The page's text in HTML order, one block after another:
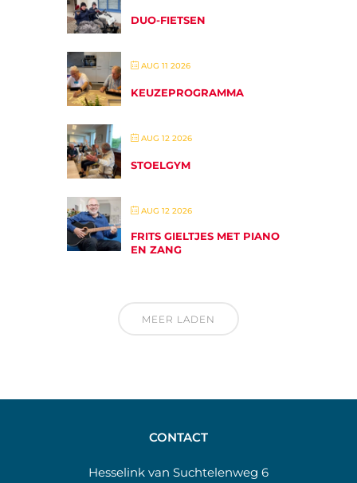
DUO-FIETSEN
AUG 11 2026
KEUZEPROGRAMMA
AUG 12 2026
STOELGYM
AUG 12 2026
FRITS GIELTJES MET PIANO
EN ZANG
MEER LADEN
CONTACT
Hesselink van Suchtelenweg 6